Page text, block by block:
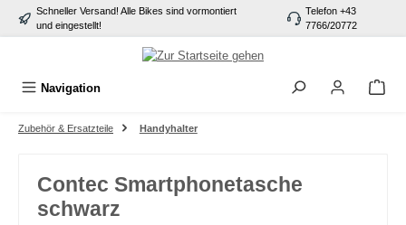
springen
Schneller Versand! Alle Bikes sind vormontiert
und eingestellt!
Telefon +43
7766/20772
Navigation
Zubehör & Ersatzteile Handyhalter
Contec Smartphonetasche
schwarz